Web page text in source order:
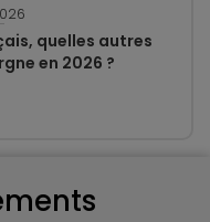
quelles autres
en 2026 ?